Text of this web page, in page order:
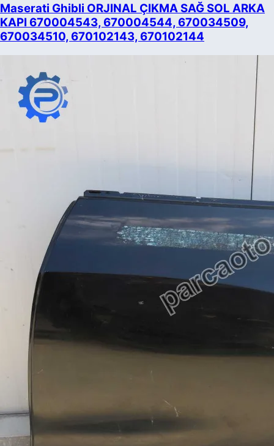
Maserati Ghibli ORJINAL ÇIKMA SAĞ SOL ARKA
KAPI 670004543, 670004544, 670034509,
670034510, 670102143, 670102144